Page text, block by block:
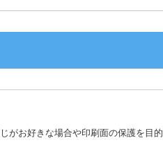
がお好きな場合や印刷面の保護を目的